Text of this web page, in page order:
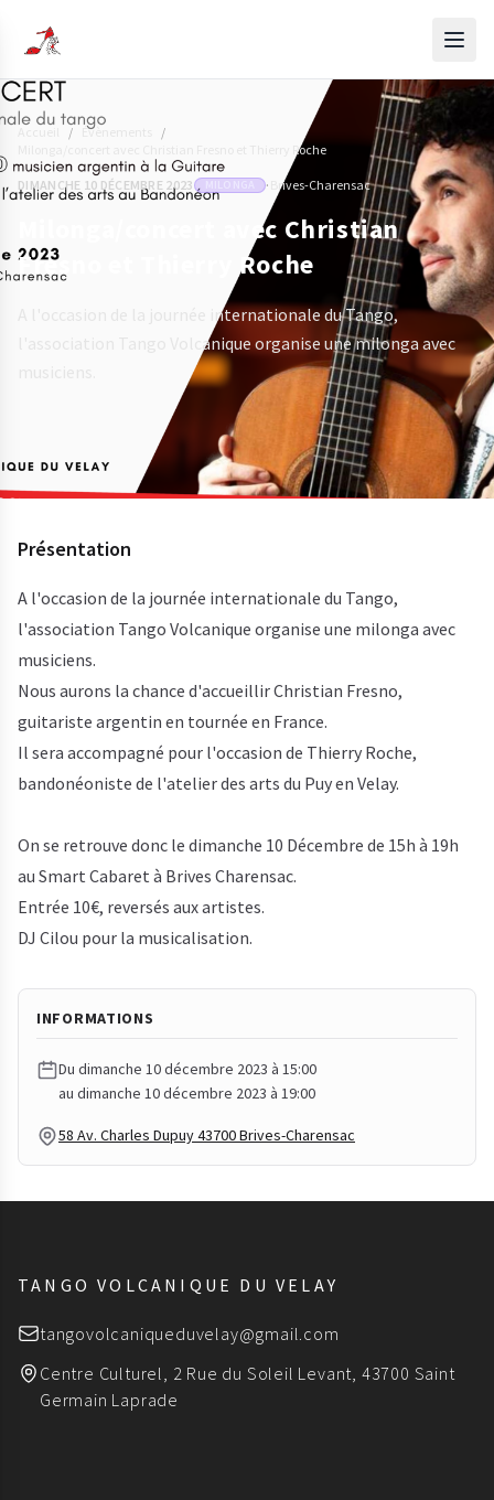
/ Évènements
/
Milonga/concert avec Christian Fresno et Thierry Roche
DIMANCHE 10 DÉCEMBRE 2023 · Brives-Charensac
Milonga/concert avec Christian
Fresno et Thierry Roche
A l'occasion de la journée internationale du Tango,
l'association Tango Volcanique organise une milonga avec
Présentation
A l'occasion de la journée internationale du Tango,
l'association Tango Volcanique organise une milonga avec
musiciens.
Nous aurons la chance d'accueillir Christian Fresno,
guitariste argentin en tournée en France.
Il sera accompagné pour l'occasion de Thierry Roche,
bandonéoniste de l'atelier des arts du Puy en Velay.
On se retrouve donc le dimanche 10 Décembre de 15h à 19h
au Smart Cabaret à Brives Charensac.
Entrée 10€, reversés aux artistes.
DJ Cilou pour la musicalisation.
INFORMATIONS
Du dimanche 10 décembre 2023 à 15:00
au dimanche 10 décembre 2023 à 19:00
58 Av. Charles Dupuy 43700 Brives-Charensac
TANGO VOLCANIQUE DU VELAY
tangovolcaniqueduvelay@gmail.com
Centre Culturel, 2 Rue du Soleil Levant, 43700 Saint
Germain Laprade